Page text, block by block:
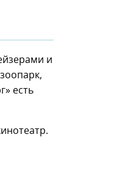
и
есть